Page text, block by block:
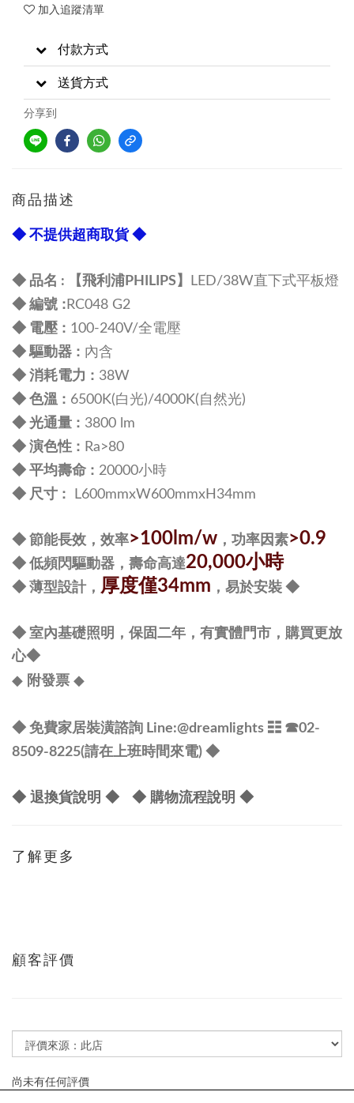
加入追蹤清單
付款方式
送貨方式
分享到
商品描述
◆ 不提供超商取貨 ◆
◆ 品名 : 【飛利浦PHILIPS】
LED/38W直下式平板燈
◆ 編號 : RC048 G2
◆ 電壓 : 100-240V/全電壓
◆ 驅動器 : 內含
◆ 消耗電力 : 38W
◆ 色溫 : 6500K(白光)/4000K(自然光)
◆ 光通量 : 3800 lm
◆ 演色性 : Ra>80
◆ 平均壽命 : 20000小時
◆ 尺寸 : L600mmxW600mmxH34mm
◆ 節能長效，效率>100lm/w ，功率因素>0.9
◆ 低頻閃驅動器，壽命高達20,000小時
◆ 薄型設計， 厚度僅34mm ，易於安裝 ◆
◆ 室內基礎照明，保固二年，有實體門市，購買更放
心◆
◆ 附發票◆
◆ 免費家居裝潢諮詢 Line:@dreamlights ☷ ☎02-
8509-8225(請在上班時間來電) ◆
◆ 退換貨說明 ◆ ◆ 購物流程說明 ◆
了解更多
顧客評價
尚未有任何評價